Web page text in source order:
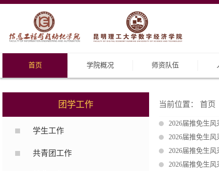
首页 学院概况 师资队伍
团学工作
学生工作
共青团工作
当前位置： 首页
2026届推免生
2026届推免生
2026届推免生
2026届推免生